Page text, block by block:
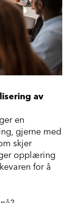
av
en
gjerne med
skjer
opplæring
for å